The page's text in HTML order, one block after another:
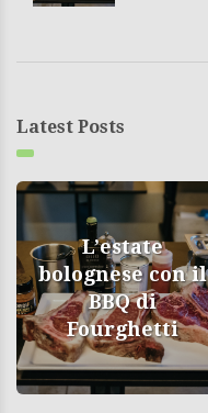
Latest Posts
L’estate
bolognese con il
BBQ di
Fourghetti